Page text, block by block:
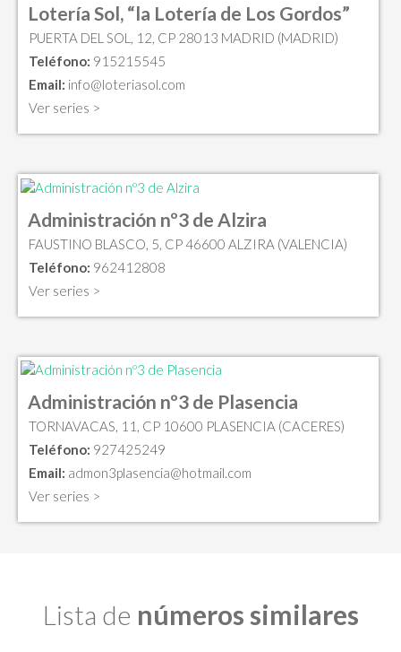
Lotería Sol, “la Lotería de Los Gordos”
PUERTA DEL SOL, 12, CP 28013 MADRID (MADRID)
Teléfono: 915215545
Email: info@loteriasol.com
Ver series >
Administración nº3 de Alzira
FAUSTINO BLASCO, 5, CP 46600 ALZIRA (VALENCIA)
Teléfono: 962412808
Ver series >
Administración nº3 de Plasencia
TORNAVACAS, 11, CP 10600 PLASENCIA (CACERES)
Teléfono: 927425249
Email: admon3plasencia@hotmail.com
Ver series >
Lista de números similares